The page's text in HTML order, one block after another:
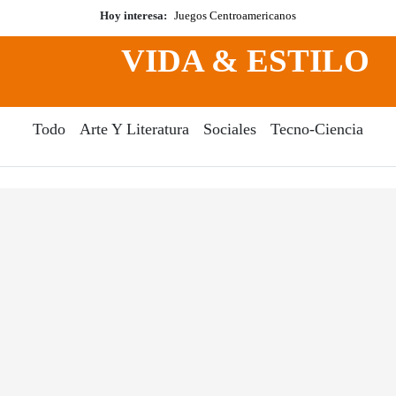
Hoy interesa: Juegos Centroamericanos
VIDA & ESTILO
Todo Arte Y Literatura Sociales Tecno-Ciencia